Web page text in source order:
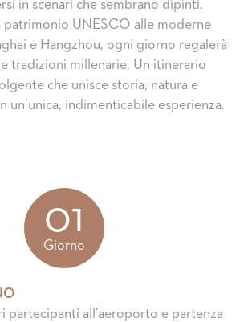
in scenari che sembrano dipinti.
patrimonio UNESCO alle moderne
e Hangzhou, ogni giorno regalerà
tradizioni millenarie. Un itinerario
che unisce storia, natura e
un’unica, indimenticabile esperienza.
01
Giorno
partecipanti all’aeroporto e partenza